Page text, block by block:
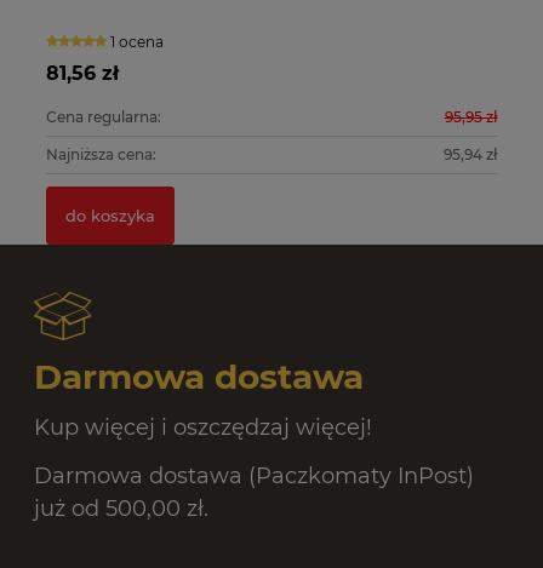
1 ocena
81,56 zł
Cena regularna: 95,95 zł
Najniższa cena: 95,94 zł
do koszyka
Darmowa dostawa
Kup więcej i oszczędzaj więcej!
Darmowa dostawa (Paczkomaty InPost)
już od 500,00 zł.